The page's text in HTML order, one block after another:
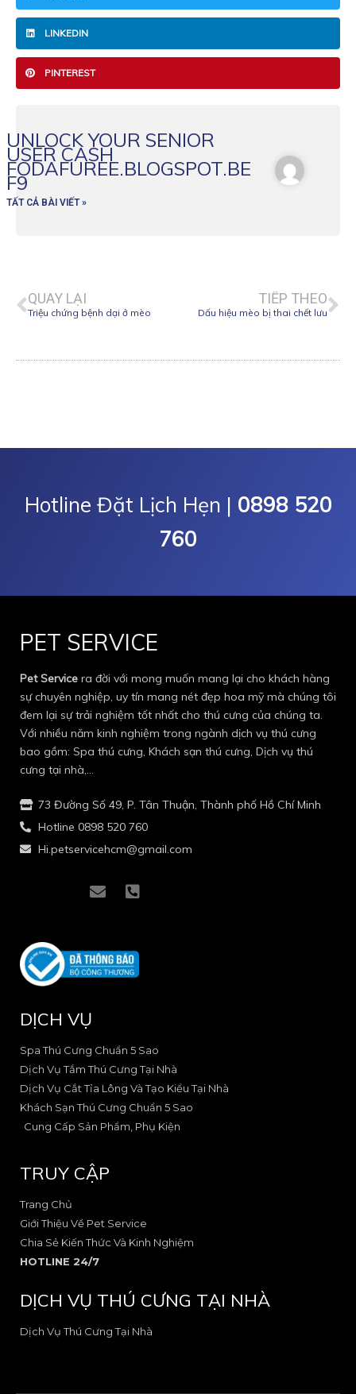
LINKEDIN
PINTEREST
UNLOCK YOUR SENIOR
USER CASH
FODAFUREE.BLOGSPOT.BE
F9
TẤT CẢ BÀI VIẾT »
QUAY LẠI
Triệu chứng bệnh dại ở mèo
TIẾP THEO
Dấu hiệu mèo bị thai chết lưu
Hotline Đặt Lịch Hẹn | 0898 520
760
PET SERVICE
Pet Service ra đời với mong muốn mang lại cho khách hàng
sự chuyên nghiệp, uy tín mang nét đẹp hoa mỹ mà chúng tôi
đem lại sự trải nghiệm tốt nhất cho thú cưng của chúng ta.
Với nhiều năm kinh nghiệm trong ngành dịch vụ thú cưng
bao gồm: Spa thú cưng, Khách sạn thú cưng, Dịch vụ thú
cưng tại nhà,…
73 Đường Số 49, P. Tân Thuận, Thành phố Hồ Chí Minh
Hotline 0898 520 760
Hi.petservicehcm@gmail.com
-
f
a
c
b
o
k
-
2
i
n
a
r
a
m
-
1
n
o
p
h
-
s
e
-
a
l
t
DỊCH VỤ
Spa Thú Cưng Chuẩn 5 Sao
Dịch Vụ Tắm Thú Cưng Tại Nhà
Dịch Vụ Cắt Tỉa Lông Và Tạo Kiểu Tại Nhà
Khách Sạn Thú Cưng Chuẩn 5 Sao
Cung Cấp Sản Phẩm, Phụ Kiện
TRUY CẬP
Trang Chủ
Giới Thiệu Về Pet Service
Chia Sẻ Kiến Thức Và Kinh Nghiệm
HOTLINE 24/7
DỊCH VỤ THÚ CƯNG TẠI NHÀ
Dịch Vụ Thú Cưng Tại Nhà